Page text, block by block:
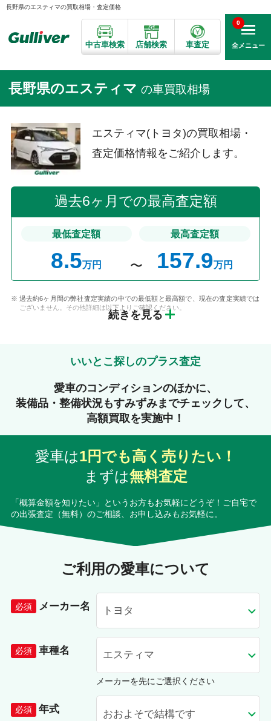
長野県のエスティマの買取相場・査定価格
中古車検索 店舗検索 車査定 全メニュー
0
長野県のエスティマ の車買取相場
エスティマ(トヨタ)の買取相場・
査定価格情報をご紹介します。
過去6ヶ月での最高査定額
最低査定額
8.5万円
最高査定額
157.9万円
過去約6ヶ月間の弊社査定実績の中での最低額と最高額で、現在の査定実績では
ございません。その他詳細は以下よりご確認ください。
続きを見る
いいとこ探しのプラス査定
愛車のコンディションのほかに、
装備品・整備状況もすみずみまでチェックして、
高額買取を実施中！
愛車は1円でも高く売りたい！
まずは無料査定
「概算金額を知りたい」というお方もお気軽にどうぞ！ご自宅で
の出張査定（無料）のご相談、お申し込みもお気軽に。
ご利用の愛車について
メーカー名
車種名
メーカーを先にご選択ください
年式